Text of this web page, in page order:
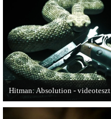
voltak idén a legjobb játékok.
Hitman: Absolution - videoteszt